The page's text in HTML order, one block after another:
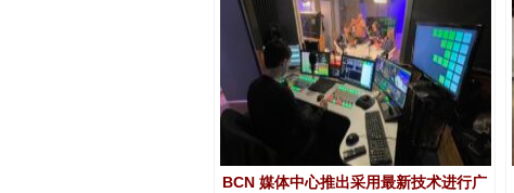
BCN 媒体中心推出采用最新技术进行广